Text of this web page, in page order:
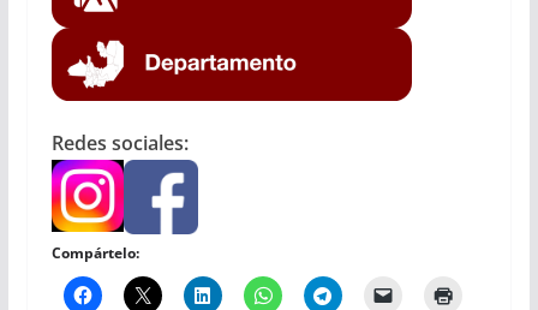
Redes sociales:
Compártelo: